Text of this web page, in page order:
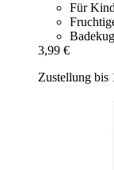
Für
3,99 €
Zustellung bis